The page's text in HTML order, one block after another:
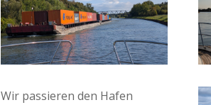
Wir passieren den Hafen